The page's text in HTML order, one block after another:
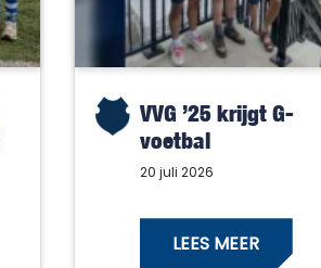
VVG ’25 krijgt G-
voetbal
20 juli 2026
LEES MEER